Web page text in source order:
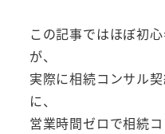
この記事ではほぼ初
が、
実際に相続コンサル
に、
営業時間ゼロで相続